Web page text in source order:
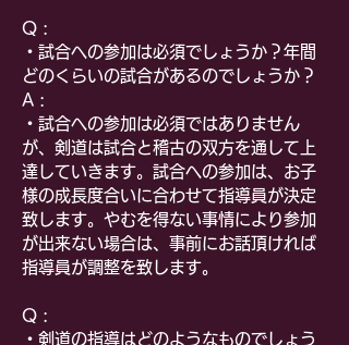
Q :
・試合への参加は必須でしょうか？年間
どのくらいの試合があるのでしょうか？
A :
・試合への参加は必須ではありません
が、剣道は試合と稽古の双方を通して上
達していきます。試合への参加は、お子
様の成長度合いに合わせて指導員が決定
致します。やむを得ない事情により参加
が出来ない場合は、事前にお話頂ければ
指導員が調整を致します。
Q :
・剣道の指導はどのようなものでしょう